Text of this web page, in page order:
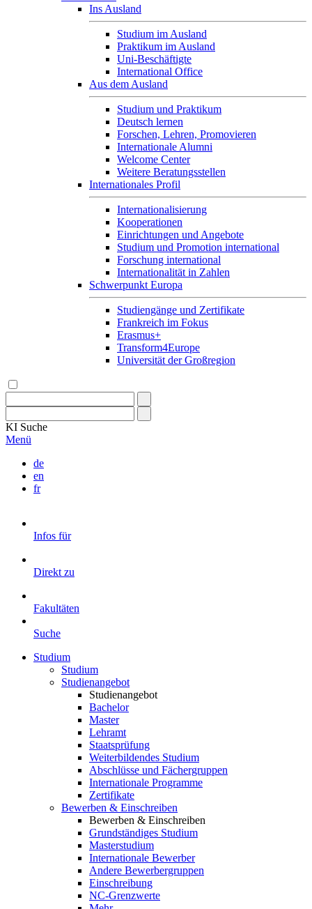
Ins Ausland
Studium im Ausland
Praktikum im Ausland
Uni-Beschäftigte
International Office
Aus dem Ausland
Studium und Praktikum
Deutsch lernen
Forschen, Lehren, Promovieren
Internationale Alumni
Welcome Center
Weitere Beratungsstellen
Internationales Profil
Internationalisierung
Kooperationen
Einrichtungen und Angebote
Studium und Promotion international
Forschung international
Internationalität in Zahlen
Schwerpunkt Europa
Studiengänge und Zertifikate
Frankreich im Fokus
Erasmus+
Transform4Europe
Universität der Großregion
KI Suche
Menü
de
en
fr
Infos für
Direkt zu
Fakultäten
Suche
Studium
Studium
Studienangebot
Studienangebot
Bachelor
Master
Lehramt
Staatsprüfung
Weiterbildendes Studium
Abschlüsse und Fächergruppen
Internationale Programme
Zertifikate
Bewerben & Einschreiben
Bewerben & Einschreiben
Grundständiges Studium
Masterstudium
Internationale Bewerber
Andere Bewerbergruppen
Einschreibung
NC-Grenzwerte